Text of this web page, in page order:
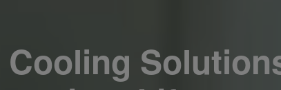
Cooling